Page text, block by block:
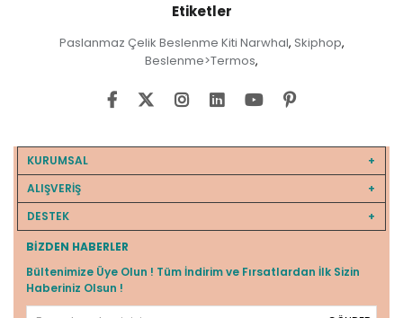
Etiketler
Paslanmaz Çelik Beslenme Kiti Narwhal, Skiphop,
Beslenme>Termos,
KURUMSAL
ALIŞVERİŞ
DESTEK
BIZDEN HABERLER
Bültenimize Üye Olun ! Tüm İndirim ve Fırsatlardan İlk Sizin
Haberiniz Olsun !